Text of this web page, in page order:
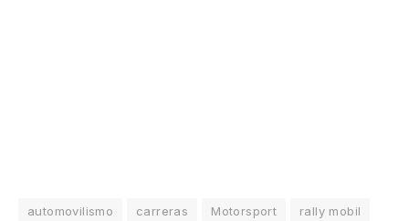
automovilismo carreras Motorsport
rally mobil